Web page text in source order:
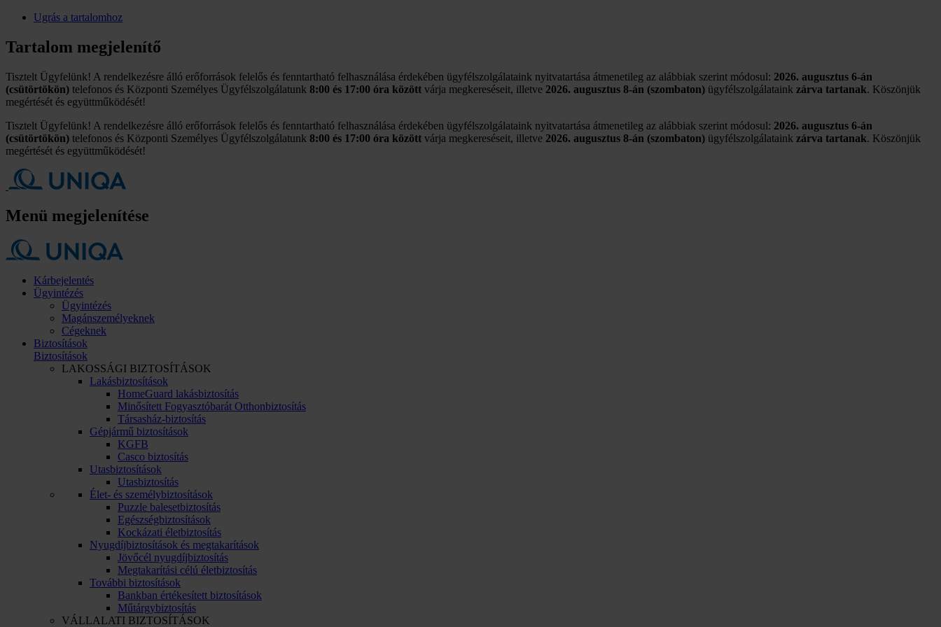
Ugrás a tartalomhoz
Tartalom megjelenítő
Tisztelt Ügyfelünk! A rendelkezésre álló erőforrások felelős és fenntartható felhasználása érdekében ügyfélszolgálataink nyitvatartása átmenetileg az alábbiak szerint módosul: 2026. augusztus 6-án
(csütörtökön) telefonos és Központi Személyes Ügyfélszolgálatunk 8:00 és 17:00 óra között várja megkereséseit, illetve 2026. augusztus 8-án (szombaton) ügyfélszolgálataink zárva tartanak. Köszönjük
megértését és együttműködését!
Tisztelt Ügyfelünk! A rendelkezésre álló erőforrások felelős és fenntartható felhasználása érdekében ügyfélszolgálataink nyitvatartása átmenetileg az alábbiak szerint módosul: 2026. augusztus 6-án
(csütörtökön) telefonos és Központi Személyes Ügyfélszolgálatunk 8:00 és 17:00 óra között várja megkereséseit, illetve 2026. augusztus 8-án (szombaton) ügyfélszolgálataink zárva tartanak. Köszönjük
megértését és együttműködését!
Menü megjelenítése
Kárbejelentés
Ügyintézés
Ügyintézés
Magánszemélyeknek
Cégeknek
Biztosítások
Biztosítások
LAKOSSÁGI BIZTOSÍTÁSOK
Lakásbiztosítások
HomeGuard lakásbiztosítás
Minősített Fogyasztóbarát Otthonbiztosítás
Társasház-biztosítás
Gépjármű biztosítások
KGFB
Casco biztosítás
Utasbiztosítások
Utasbiztosítás
Élet- és személybiztosítások
Puzzle balesetbiztosítás
Egészségbiztosítások
Kockázati életbiztosítás
Nyugdíjbiztosítások és megtakarítások
Jövőcél nyugdíjbiztosítás
Megtakarítási célú életbiztosítás
További biztosítások
Bankban értékesített biztosítások
Műtárgybiztosítás
VÁLLALATI BIZTOSÍTÁSOK